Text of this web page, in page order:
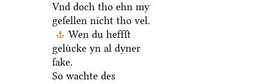
Vnd doch tho ehn my
geſellen nicht tho vel.
Wen du heffſt
geluͤcke yn al dyner
ſake.
So wachte des